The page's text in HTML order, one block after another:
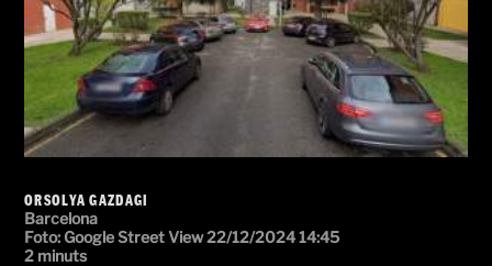
ORSOLYA GAZDAGI
Barcelona
Foto: Google Street View22/12/2024 14:45
2 minuts